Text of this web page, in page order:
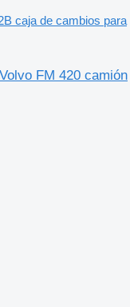
caja de cambios para
FM 420 camión